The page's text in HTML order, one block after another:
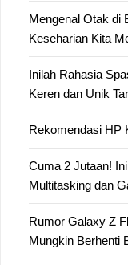
Mengenal Otak di
Keseharian Kita
Inilah Rahasia
Keren dan Unik
Rekomendasi HP
Cuma 2 Jutaan!
Multitasking dan
Rumor Galaxy Z
Mungkin Berhenti